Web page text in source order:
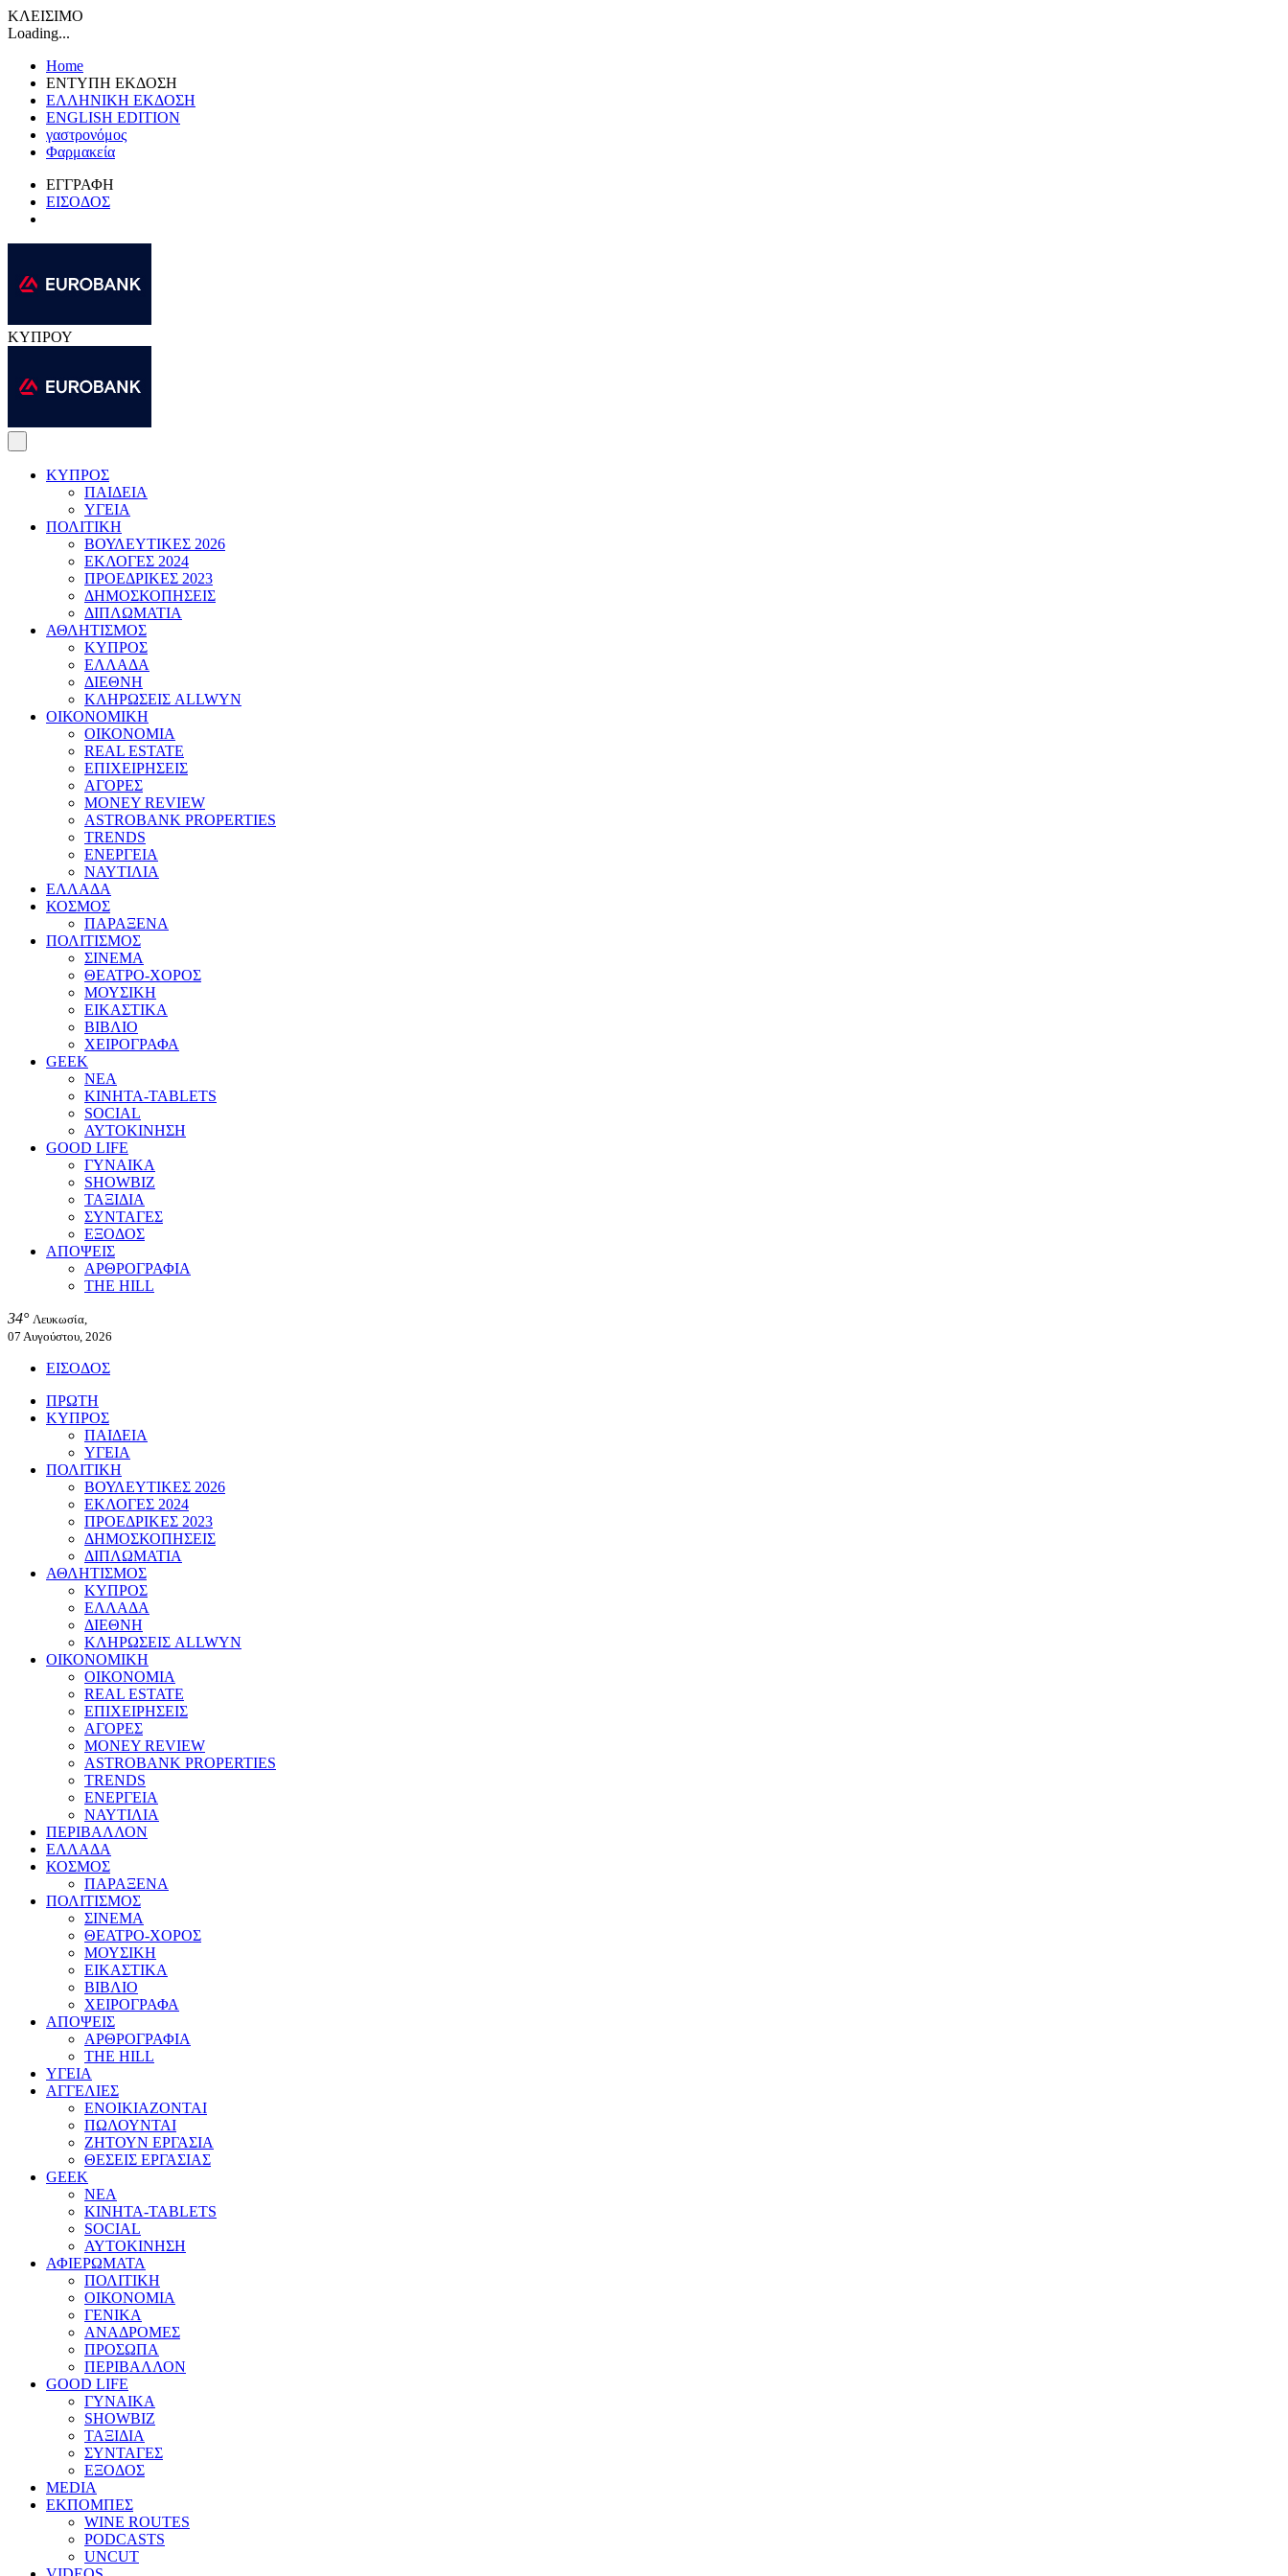
ΚΛΕΙΣΙΜΟ
Loading...
Home
ΕΝΤΥΠΗ ΕΚΔΟΣΗ
ΕΛΛΗΝΙΚΗ ΕΚΔΟΣΗ
ENGLISH EDITION
γαστρονόμος
Φαρμακεία
ΕΓΓΡΑΦΗ
ΕΙΣΟΔΟΣ
ΚΥΠΡΟΥ
ΚΥΠΡΟΣ
ΠΑΙΔΕΙΑ
ΥΓΕΙΑ
ΠΟΛΙΤΙΚΗ
ΒΟΥΛΕΥΤΙΚΕΣ 2026
ΕΚΛΟΓΕΣ 2024
ΠΡΟΕΔΡΙΚΕΣ 2023
ΔΗΜΟΣΚΟΠΗΣΕΙΣ
ΔΙΠΛΩΜΑΤΙΑ
ΑΘΛΗΤΙΣΜΟΣ
ΚΥΠΡΟΣ
ΕΛΛΑΔΑ
ΔΙΕΘΝΗ
ΚΛΗΡΩΣΕΙΣ ALLWYN
ΟΙΚΟΝΟΜΙΚΗ
ΟΙΚΟΝΟΜΙΑ
REAL ESTATE
ΕΠΙΧΕΙΡΗΣΕΙΣ
ΑΓΟΡΕΣ
MONEY REVIEW
ASTROBANK PROPERTIES
TRENDS
ΕΝΕΡΓΕΙΑ
ΝΑΥΤΙΛΙΑ
ΕΛΛΑΔΑ
ΚΟΣΜΟΣ
ΠΑΡΑΞΕΝΑ
ΠΟΛΙΤΙΣΜΟΣ
ΣΙΝΕΜΑ
ΘΕΑΤΡΟ-ΧΟΡΟΣ
ΜΟΥΣΙΚΗ
ΕΙΚΑΣΤΙΚΑ
ΒΙΒΛΙΟ
ΧΕΙΡΟΓΡΑΦΑ
GEEK
ΝΕΑ
ΚΙΝΗΤΑ-TABLETS
SOCIAL
ΑΥΤΟΚΙΝΗΣΗ
GOOD LIFE
ΓΥΝΑΙΚΑ
SHOWBIZ
ΤΑΞΙΔΙΑ
ΣΥΝΤΑΓΕΣ
ΕΞΟΔΟΣ
ΑΠΟΨΕΙΣ
ΑΡΘΡΟΓΡΑΦΙΑ
THE HILL
34° Λευκωσία,
07 Αυγούστου, 2026
ΕΙΣΟΔΟΣ
ΠΡΩΤΗ
ΚΥΠΡΟΣ
ΠΑΙΔΕΙΑ
ΥΓΕΙΑ
ΠΟΛΙΤΙΚΗ
ΒΟΥΛΕΥΤΙΚΕΣ 2026
ΕΚΛΟΓΕΣ 2024
ΠΡΟΕΔΡΙΚΕΣ 2023
ΔΗΜΟΣΚΟΠΗΣΕΙΣ
ΔΙΠΛΩΜΑΤΙΑ
ΑΘΛΗΤΙΣΜΟΣ
ΚΥΠΡΟΣ
ΕΛΛΑΔΑ
ΔΙΕΘΝΗ
ΚΛΗΡΩΣΕΙΣ ALLWYN
ΟΙΚΟΝΟΜΙΚΗ
ΟΙΚΟΝΟΜΙΑ
REAL ESTATE
ΕΠΙΧΕΙΡΗΣΕΙΣ
ΑΓΟΡΕΣ
MONEY REVIEW
ASTROBANK PROPERTIES
TRENDS
ΕΝΕΡΓΕΙΑ
ΝΑΥΤΙΛΙΑ
ΠΕΡΙΒΑΛΛΟΝ
ΕΛΛΑΔΑ
ΚΟΣΜΟΣ
ΠΑΡΑΞΕΝΑ
ΠΟΛΙΤΙΣΜΟΣ
ΣΙΝΕΜΑ
ΘΕΑΤΡΟ-ΧΟΡΟΣ
ΜΟΥΣΙΚΗ
ΕΙΚΑΣΤΙΚΑ
ΒΙΒΛΙΟ
ΧΕΙΡΟΓΡΑΦΑ
ΑΠΟΨΕΙΣ
ΑΡΘΡΟΓΡΑΦΙΑ
THE HILL
ΥΓΕΙΑ
ΑΓΓΕΛΙΕΣ
ΕΝΟΙΚΙΑΖΟΝΤΑΙ
ΠΩΛΟΥΝΤΑΙ
ΖΗΤΟΥΝ ΕΡΓΑΣΙΑ
ΘΕΣΕΙΣ ΕΡΓΑΣΙΑΣ
GEEK
ΝΕΑ
ΚΙΝΗΤΑ-TABLETS
SOCIAL
ΑΥΤΟΚΙΝΗΣΗ
ΑΦΙΕΡΩΜΑΤΑ
ΠΟΛΙΤΙΚΗ
ΟΙΚΟΝΟΜΙΑ
ΓΕΝΙΚΑ
ΑΝΑΔΡΟΜΕΣ
ΠΡΟΣΩΠΑ
ΠΕΡΙΒΑΛΛΟΝ
GOOD LIFE
ΓΥΝΑΙΚΑ
SHOWBIZ
ΤΑΞΙΔΙΑ
ΣΥΝΤΑΓΕΣ
ΕΞΟΔΟΣ
MEDIA
ΕΚΠΟΜΠΕΣ
WINE ROUTES
PODCASTS
UNCUT